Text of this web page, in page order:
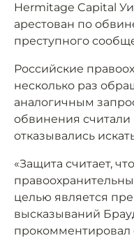
Hermitage Capital
арестован по
преступного
Российские
несколько раз
аналогичным
обвинения
отказывались
«Защита считает,
целью является
высказываний
прокомментировал